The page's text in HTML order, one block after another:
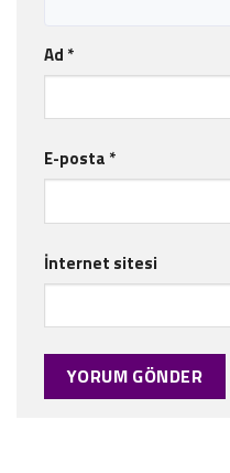
Ad *
E-posta *
İnternet sitesi